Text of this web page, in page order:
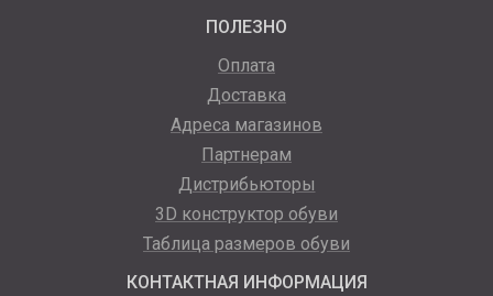
ПОЛЕЗНО
Оплата
Доставка
Адреса магазинов
Партнерам
Дистрибьюторы
3D конструктор обуви
Таблица размеров обуви
КОНТАКТНАЯ ИНФОРМАЦИЯ